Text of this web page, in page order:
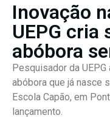
Inovação
UEPG cria
abóbora
Pesquisador da
abóbora que já nasce
Escola Capão, em
lançamento.